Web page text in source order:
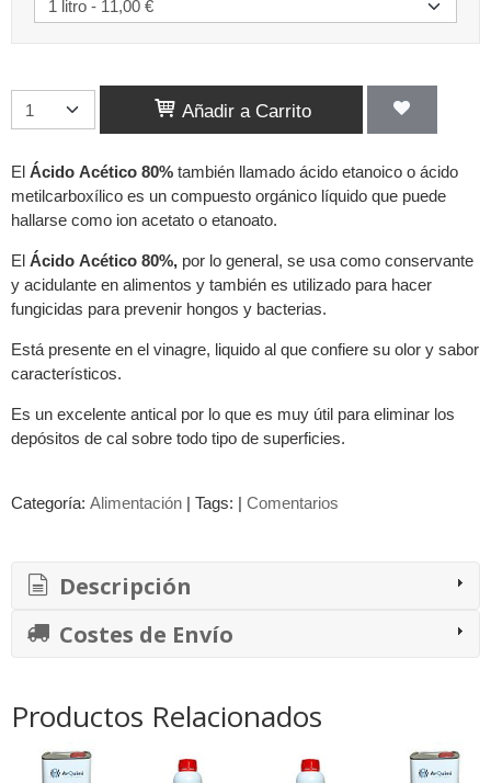
Añadir a Carrito
El Ácido Acético 80% también llamado ácido etanoico o ácido
metilcarboxílico es un compuesto orgánico líquido que puede
hallarse como ion acetato o etanoato.
El Ácido Acético 80%, por lo general, se usa como conservante
y acidulante en alimentos y también es utilizado para hacer
fungicidas para prevenir hongos y bacterias.
Está presente en el vinagre, liquido al que confiere su olor y sabor
característicos.
Es un excelente antical por lo que es muy útil para eliminar los
depósitos de cal sobre todo tipo de superficies.
Categoría: Alimentación | Tags: | Comentarios
Descripción
Costes de Envío
Productos Relacionados